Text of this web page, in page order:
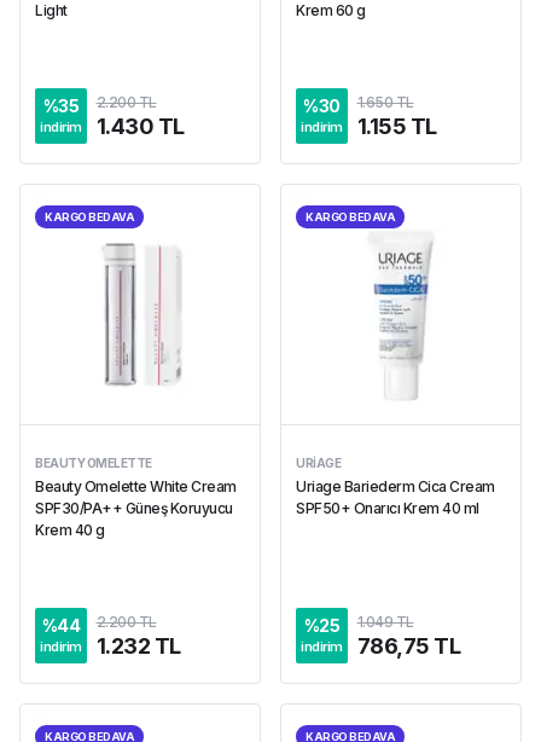
Light
%35
indirim
2.200 TL
1.430 TL
Krem 60 g
%30
indirim
1.650 TL
1.155 TL
KARGO BEDAVA
BEAUTY OMELETTE
Beauty Omelette White Cream
SPF30/PA++ Güneş Koruyucu
Krem 40 g
%44
indirim
2.200 TL
1.232 TL
KARGO BEDAVA
URIAGE
Uriage Bariederm Cica Cream
SPF50+ Onarıcı Krem 40 ml
%25
indirim
1.049 TL
786,75 TL
KARGO BEDAVA KARGO BEDAVA